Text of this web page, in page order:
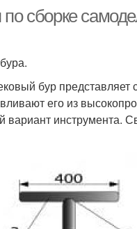
сборке
бур представляет
его из
вариант инструмента.